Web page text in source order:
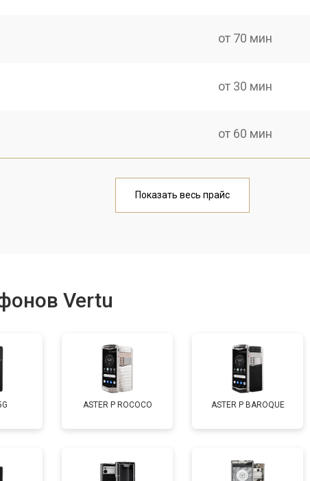
от 70 мин
от 30 мин
от 60 мин
от 30 мин
Показать весь прайс
Vertu
ASTER P ROCOCO ASTER P BAROQUE